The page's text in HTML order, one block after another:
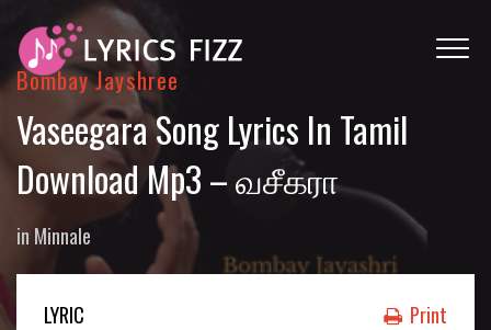
Bombay Jayshree
Vaseegara Song Lyrics In Tamil
Download Mp3 – வசீகரா
in Minnale
LYRIC Print